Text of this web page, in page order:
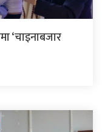
‘चाइनाबजार